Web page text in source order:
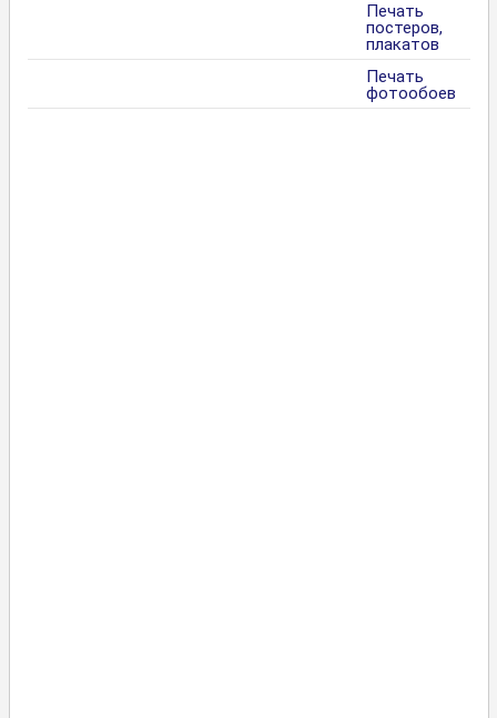
Печать
постеров,
плакатов
Печать
фотообоев